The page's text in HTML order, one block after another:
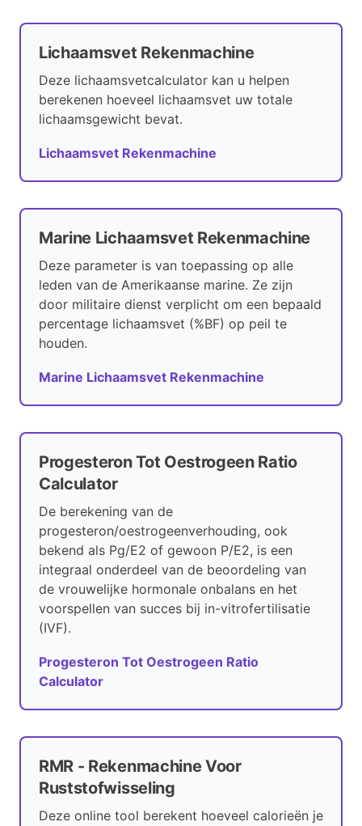
Lichaamsvet Rekenmachine
Deze lichaamsvetcalculator kan u helpen
berekenen hoeveel lichaamsvet uw totale
lichaamsgewicht bevat.
Lichaamsvet Rekenmachine
Marine Lichaamsvet Rekenmachine
Deze parameter is van toepassing op alle
leden van de Amerikaanse marine. Ze zijn
door militaire dienst verplicht om een bepaald
percentage lichaamsvet (%BF) op peil te
houden.
Marine Lichaamsvet Rekenmachine
Progesteron Tot Oestrogeen Ratio
Calculator
De berekening van de
progesteron/oestrogeenverhouding, ook
bekend als Pg/E2 of gewoon P/E2, is een
integraal onderdeel van de beoordeling van
de vrouwelijke hormonale onbalans en het
voorspellen van succes bij in-vitrofertilisatie
(IVF).
Progesteron Tot Oestrogeen Ratio
Calculator
RMR - Rekenmachine Voor
Ruststofwisseling
Deze online tool berekent hoeveel calorieën je